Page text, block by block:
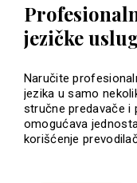
jezičke
Naručite
jezika u samo
stručne predavače i
omogućava
korišćenje